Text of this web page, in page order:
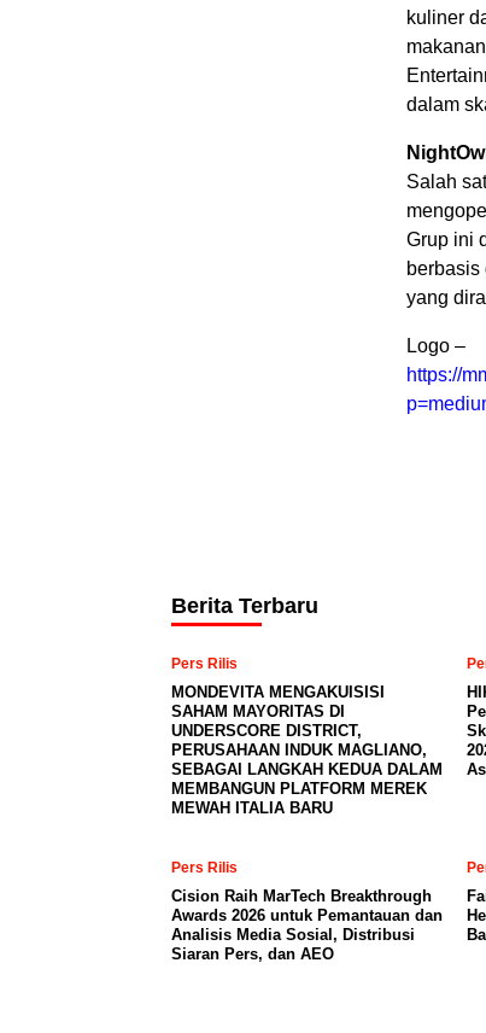
kuliner
dalam
NightOwl
Salah
Grup ini
berbasis
yang
Logo –
https://
Berita Terbaru
Pers Rilis
MONDEVITA MENGAKUISISI
SAHAM MAYORITAS DI
UNDERSCORE DISTRICT,
PERUSAHAAN INDUK MAGLIANO,
SEBAGAI LANGKAH KEDUA DALAM
MEMBANGUN PLATFORM MEREK
MEWAH ITALIA BARU
Pers Rilis
Cision Raih MarTech Breakthrough
Awards 2026 untuk Pemantauan dan
Analisis Media Sosial, Distribusi
Siaran Pers, dan AEO